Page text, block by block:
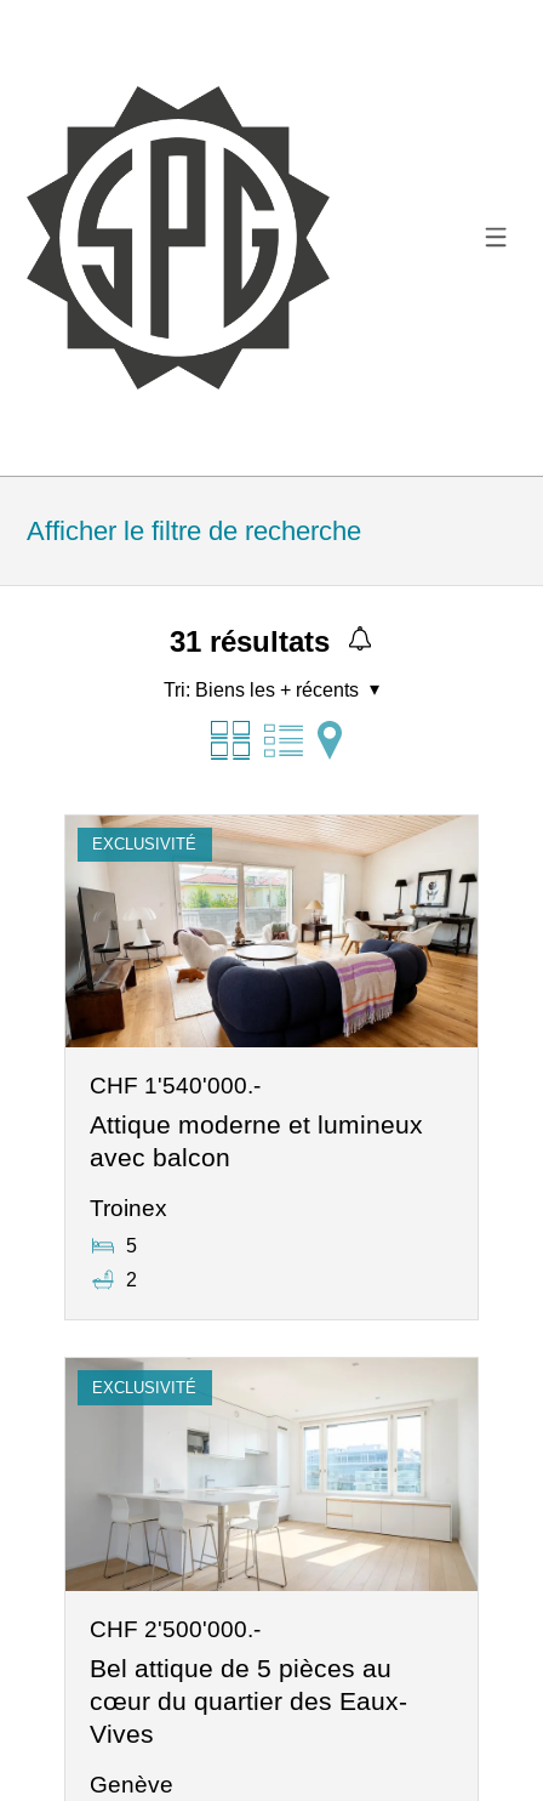
Afficher le filtre de recherche
31 résultats
Tri: Biens les + récents
EXCLUSIVITÉ
CHF 1'540'000.-
Attique moderne et lumineux
avec balcon
Troinex
5
2
EXCLUSIVITÉ
CHF 2'500'000.-
Bel attique de 5 pièces au
cœur du quartier des Eaux-
Vives
Genève